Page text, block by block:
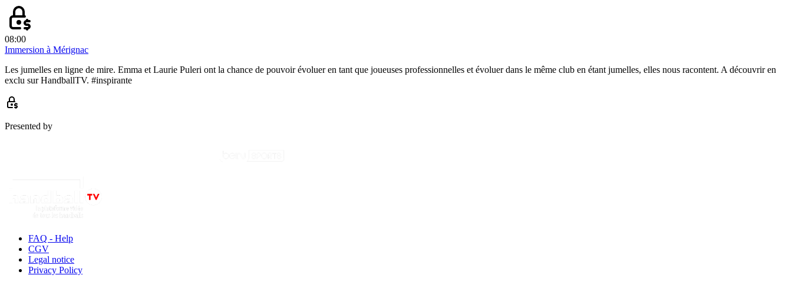
08:00
Immersion à Mérignac
Les jumelles en ligne de mire. Emma et Laurie Puleri ont la chance de pouvoir évoluer en tant que joueuses professionnelles et évoluer dans le même club en étant jumelles, elles nous racontent. A découvrir en
exclu sur HandballTV. #inspirante
Presented by
FAQ - Help
CGV
Legal notice
Privacy Policy